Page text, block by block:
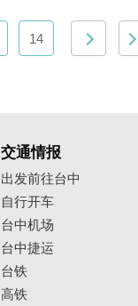
14
交通情报
出发前往台中
自行开车
台中机场
台中捷运
台铁
高铁